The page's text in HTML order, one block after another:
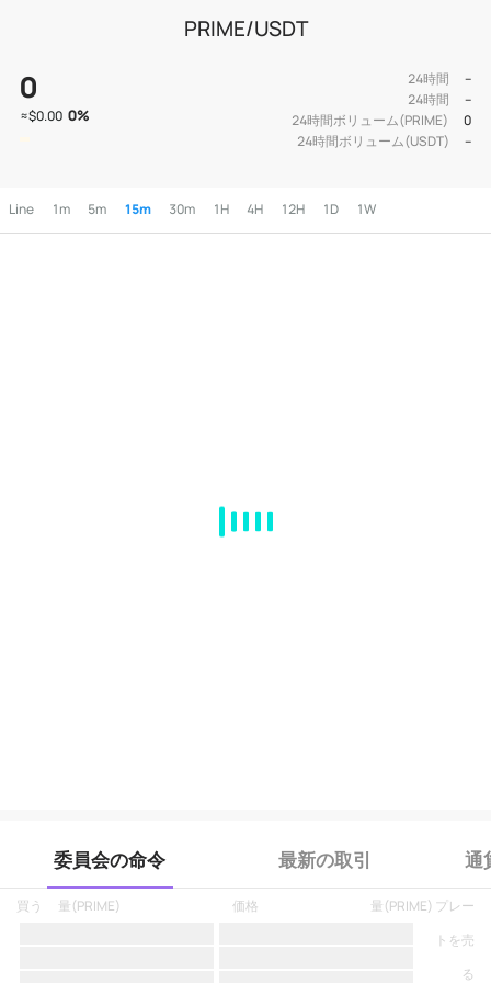
PRIME/USDT
0
≈$0.00 0%
24時間
--
24時間
--
24時間ボリューム(PRIME)
0
24時間ボリューム(USDT)
--
Line 1m 5m 15m 30m 1H 4H 12H 1D 1W
委員会の命令 最新の取引 通
買う 量(PRIME) 価格
プレー
トを売
る
量(PRIME)